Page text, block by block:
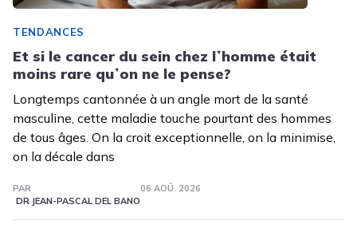
TENDANCES
Et si le cancer du sein chez lʼhomme était
moins rare quʼon ne le pense?
Longtemps cantonnée à un angle mort de la santé
masculine, cette maladie touche pourtant des hommes
de tous âges. On la croit exceptionnelle, on la minimise,
on la décale dans
PAR
DR JEAN-PASCAL DEL BANO
06 AOÛ. 2026